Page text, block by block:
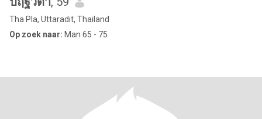
Tha Pla, Uttaradit, Thailand
Op zoek naar: Man 65 - 75